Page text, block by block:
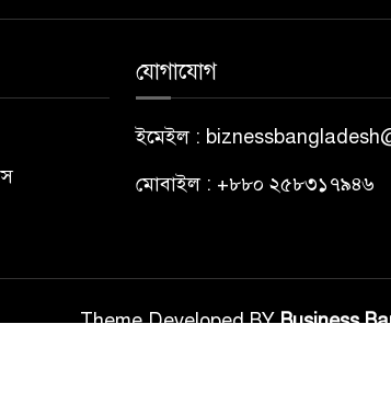
যোগাযোগ
ইমেইল :
মোবাইল : +৮৮০ ২৫৮৩১৭৯৪৬
Theme Developed BYBusiness